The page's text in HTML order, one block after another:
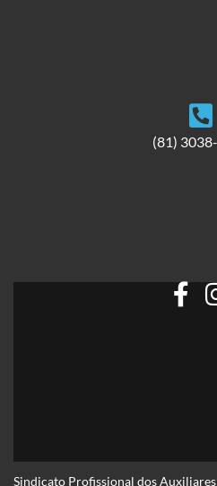
(81)
Sindicato Profissional dos